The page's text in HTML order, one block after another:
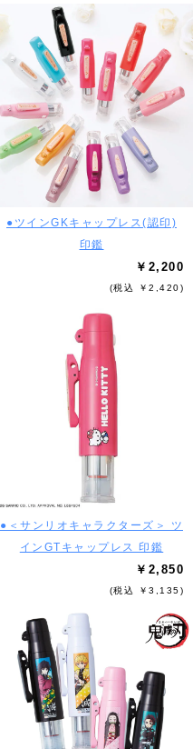
●ツインGKキャップレス(認印)
印鑑
￥2,200
(税込 ￥2,420)
●＜サンリオキャラクターズ＞ ツ
インGTキャップレス 印鑑
￥2,850
(税込 ￥3,135)